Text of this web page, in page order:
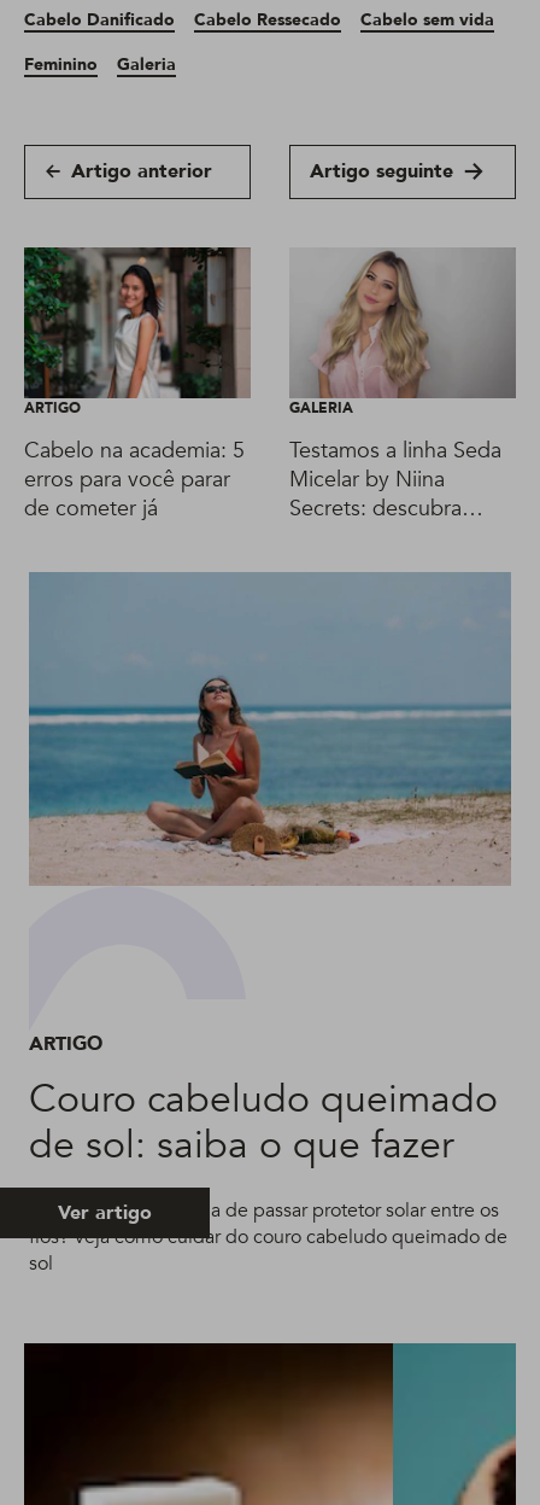
Cabelo Danificado Cabelo Ressecado
Cabelo sem vida
Feminino
Galeria
Artigo anterior Artigo seguinte
ARTIGO
Cabelo na academia: 5
erros para você parar
de cometer já
GALERIA
Testamos a linha Seda
Micelar by Niina
Secrets: descubra
ARTIGO
Couro cabeludo queimado
de sol: saiba o que fazer
Alguém aí teve a ideia de passar protetor solar entre os
fios? Veja como cuidar do couro cabeludo queimado de
sol
Ver artigo